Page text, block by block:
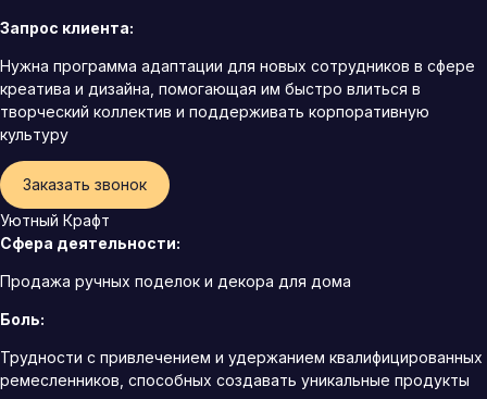
Запрос клиента:
Нужна программа адаптации для новых сотрудников в сфере
креатива и дизайна, помогающая им быстро влиться в
творческий коллектив и поддерживать корпоративную
культуру
Заказать звонок
Уютный Крафт
Сфера деятельности:
Продажа ручных поделок и декора для дома
Боль:
Трудности с привлечением и удержанием квалифицированных
ремесленников, способных создавать уникальные продукты